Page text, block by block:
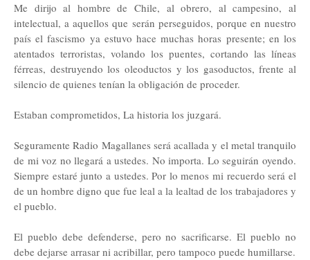
Me dirijo al hombre de Chile, al obrero, al campesino, al
intelectual, a aquellos que serán perseguidos, porque en nuestro
país el fascismo ya estuvo hace muchas horas presente; en los
atentados terroristas, volando los puentes, cortando las líneas
férreas, destruyendo los oleoductos y los gasoductos, frente al
silencio de quienes tenían la obligación de proceder.
Estaban comprometidos, La historia los juzgará.
Seguramente Radio Magallanes será acallada y el metal tranquilo
de mi voz no llegará a ustedes. No importa. Lo seguirán oyendo.
Siempre estaré junto a ustedes. Por lo menos mi recuerdo será el
de un hombre digno que fue leal a la lealtad de los trabajadores y
el pueblo.
El pueblo debe defenderse, pero no sacrificarse. El pueblo no
debe dejarse arrasar ni acribillar, pero tampoco puede humillarse.